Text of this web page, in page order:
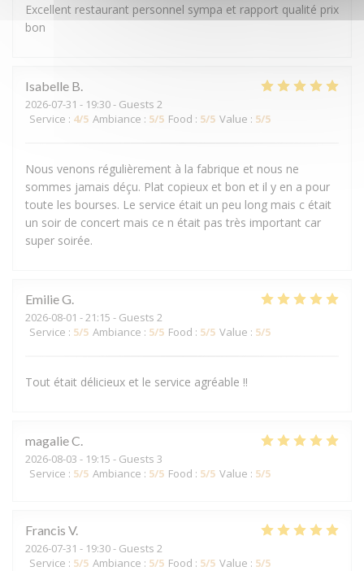
Excellent restaurant personnel sympa et rapport qualité prix
bon
Isabelle B
2026-07-31 - 19:30 - Guests 2
Service : 4/5 Ambiance : 5/5 Food : 5/5 Value : 5/5
Nous venons régulièrement à la fabrique et nous ne
sommes jamais déçu. Plat copieux et bon et il y en a pour
toute les bourses. Le service était un peu long mais c était
un soir de concert mais ce n était pas très important car
super soirée.
EmilieG
2026-08-01 - 21:15 - Guests 2
Service : 5/5 Ambiance : 5/5 Food : 5/5 Value : 5/5
Tout était délicieux et le service agréable !!
magalieC
2026-08-03 - 19:15 - Guests 3
Service : 5/5 Ambiance : 5/5 Food : 5/5 Value : 5/5
Francis V
2026-07-31 - 19:30 - Guests 2
Service : 5/5 Ambiance : 5/5 Food : 5/5 Value : 5/5